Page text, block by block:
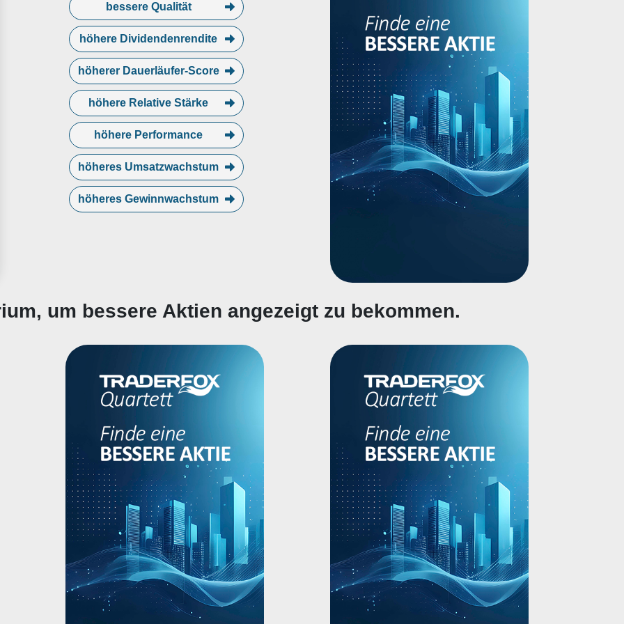
bessere Qualität
höhere Dividendenrendite
höherer Dauerläufer-Score
höhere Relative Stärke
höhere Performance
höheres Umsatzwachstum
höheres Gewinnwachstum
um bessere Aktien angezeigt zu bekommen.